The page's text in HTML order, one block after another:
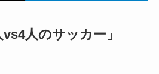
vs4人のサッカー」